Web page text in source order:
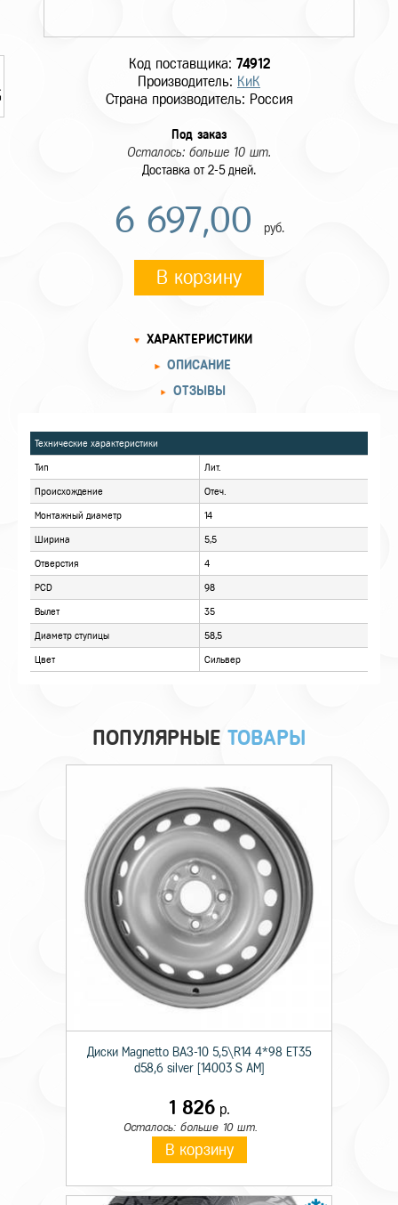
Код поставщика: 74912
Производитель: КиК
Страна производитель: Россия
Под заказ
Осталось: больше 10 шт.
Доставка от 2-5 дней.
6 697,00 руб.
В корзину
ОПИСАНИЕ
ОТЗЫВЫ
Технические характеристики
Монтажный диаметр
ПОПУЛЯРНЫЕ ТОВАРЫ
Диски Magnetto ВАЗ-10 5,5\R14 4*98 ET35
d58,6 silver [14003 S AM]
1 826р.
Осталось: больше 10 шт.
В корзину